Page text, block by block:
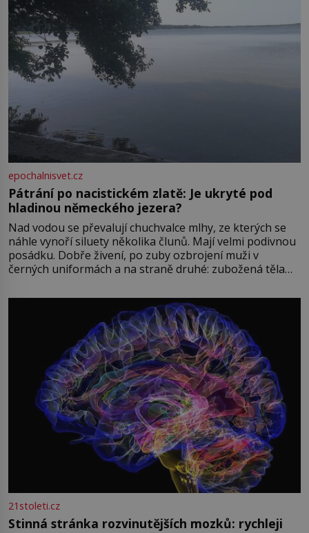
epochalnisvet.cz
Pátrání po nacistickém zlatě: Je ukryté pod
hladinou německého jezera?
Nad vodou se převalují chuchvalce mlhy, ze kterých se
náhle vynoří siluety několika člunů. Mají velmi podivnou
posádku. Dobře živení, po zuby ozbrojení muži v
černých uniformách a na straně druhé: zubožená těla
přízračná scéna znamená? Je jaro roku 1945, druhá
světová válka se chýlí ke konci. Jezero Stolpsee
21stoleti.cz
Stinná stránka rozvinutějších mozků: rychleji